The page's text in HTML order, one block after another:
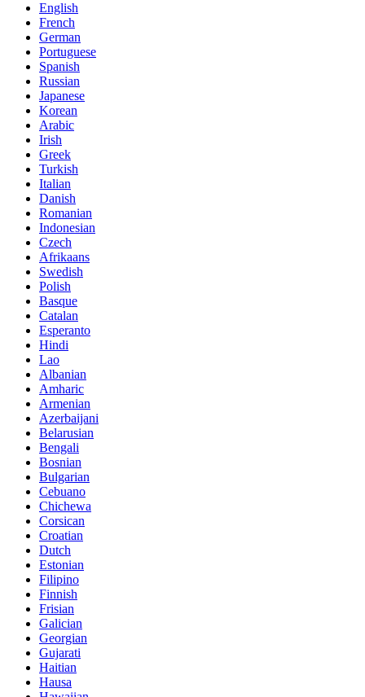
English
French
German
Portuguese
Spanish
Russian
Japanese
Korean
Arabic
Irish
Greek
Turkish
Italian
Danish
Romanian
Indonesian
Czech
Afrikaans
Swedish
Polish
Basque
Catalan
Esperanto
Hindi
Lao
Albanian
Amharic
Armenian
Azerbaijani
Belarusian
Bengali
Bosnian
Bulgarian
Cebuano
Chichewa
Corsican
Croatian
Dutch
Estonian
Filipino
Finnish
Frisian
Galician
Georgian
Gujarati
Haitian
Hausa